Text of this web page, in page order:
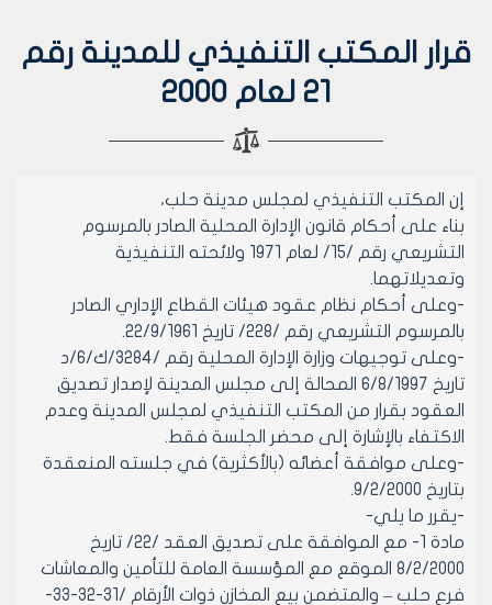
قرار المكتب التنفيذي للمدينة رقم
21 لعام 2000
إن المكتب التنفيذي لمجلس مدينة حلب،
بناء على أحكام قانون الإدارة المحلية الصادر بالمرسوم
التشريعي رقم /15/ لعام 1971 ولائحته التنفيذية
وتعديلاتهما.
-وعلى أحكام نظام عقود هيئات القطاع الإداري الصادر
بالمرسوم التشريعي رقم /228/ تاريخ 22/9/1961.
-وعلى توجيهات وزارة الإدارة المحلية رقم /3284/ك/6/د
تاريخ 6/8/1997 المحالة إلى مجلس المدينة لإصدار تصديق
العقود بقرار من المكتب التنفيذي لمجلس المدينة وعدم
الاكتفاء بالإشارة إلى محضر الجلسة فقط.
-وعلى موافقة أعضائه (بالأكثرية) في جلسته المنعقدة
بتاريخ 9/2/2000.
-يقرر ما يلي-
مادة 1- مع الموافقة على تصديق العقد /22/ تاريخ
8/2/2000 الموقع مع المؤسسة العامة للتأمين والمعاشات
فرع حلب – والمتضمن بيع المخازن ذوات الأرقام /31-32-33-